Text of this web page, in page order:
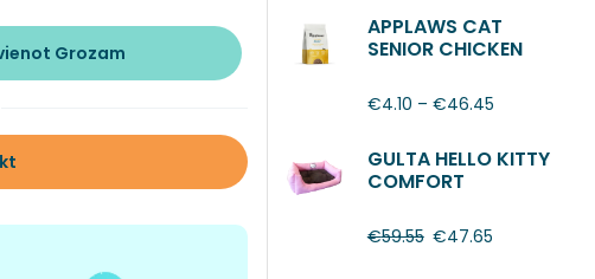
Grozam
APPLAWS CAT
SENIOR CHICKEN
€4.10 – €46.45
GULTA HELLO KITTY
COMFORT
€59.55 €47.65